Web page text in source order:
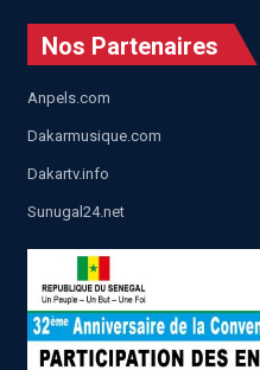
Nos Partenaires
Anpels.com
Dakarmusique.com
Dakartv.info
Sunugal24.net